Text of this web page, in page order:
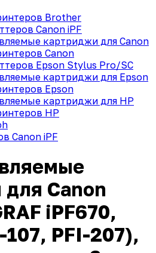
Brother
Canon iPF
картриджи для Canon
Canon
Epson Stylus Pro/SC
картриджи для Epson
Epson
картриджи для HP
HP
Canon iPF
Canon
iPF670,
107, PFI-207),